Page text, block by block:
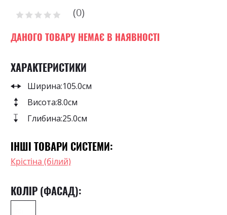
the
gallery
Рейтинг: 0
ДАНОГО ТОВАРУ НЕМАЄ В НАЯВНОСТІ
ХАРАКТЕРИСТИКИ
Ширина:105.0см
Висота:8.0см
Глибина:25.0см
ІНШІ ТОВАРИ СИСТЕМИ:
Крістіна (білий)
КОЛІР (ФАСАД):